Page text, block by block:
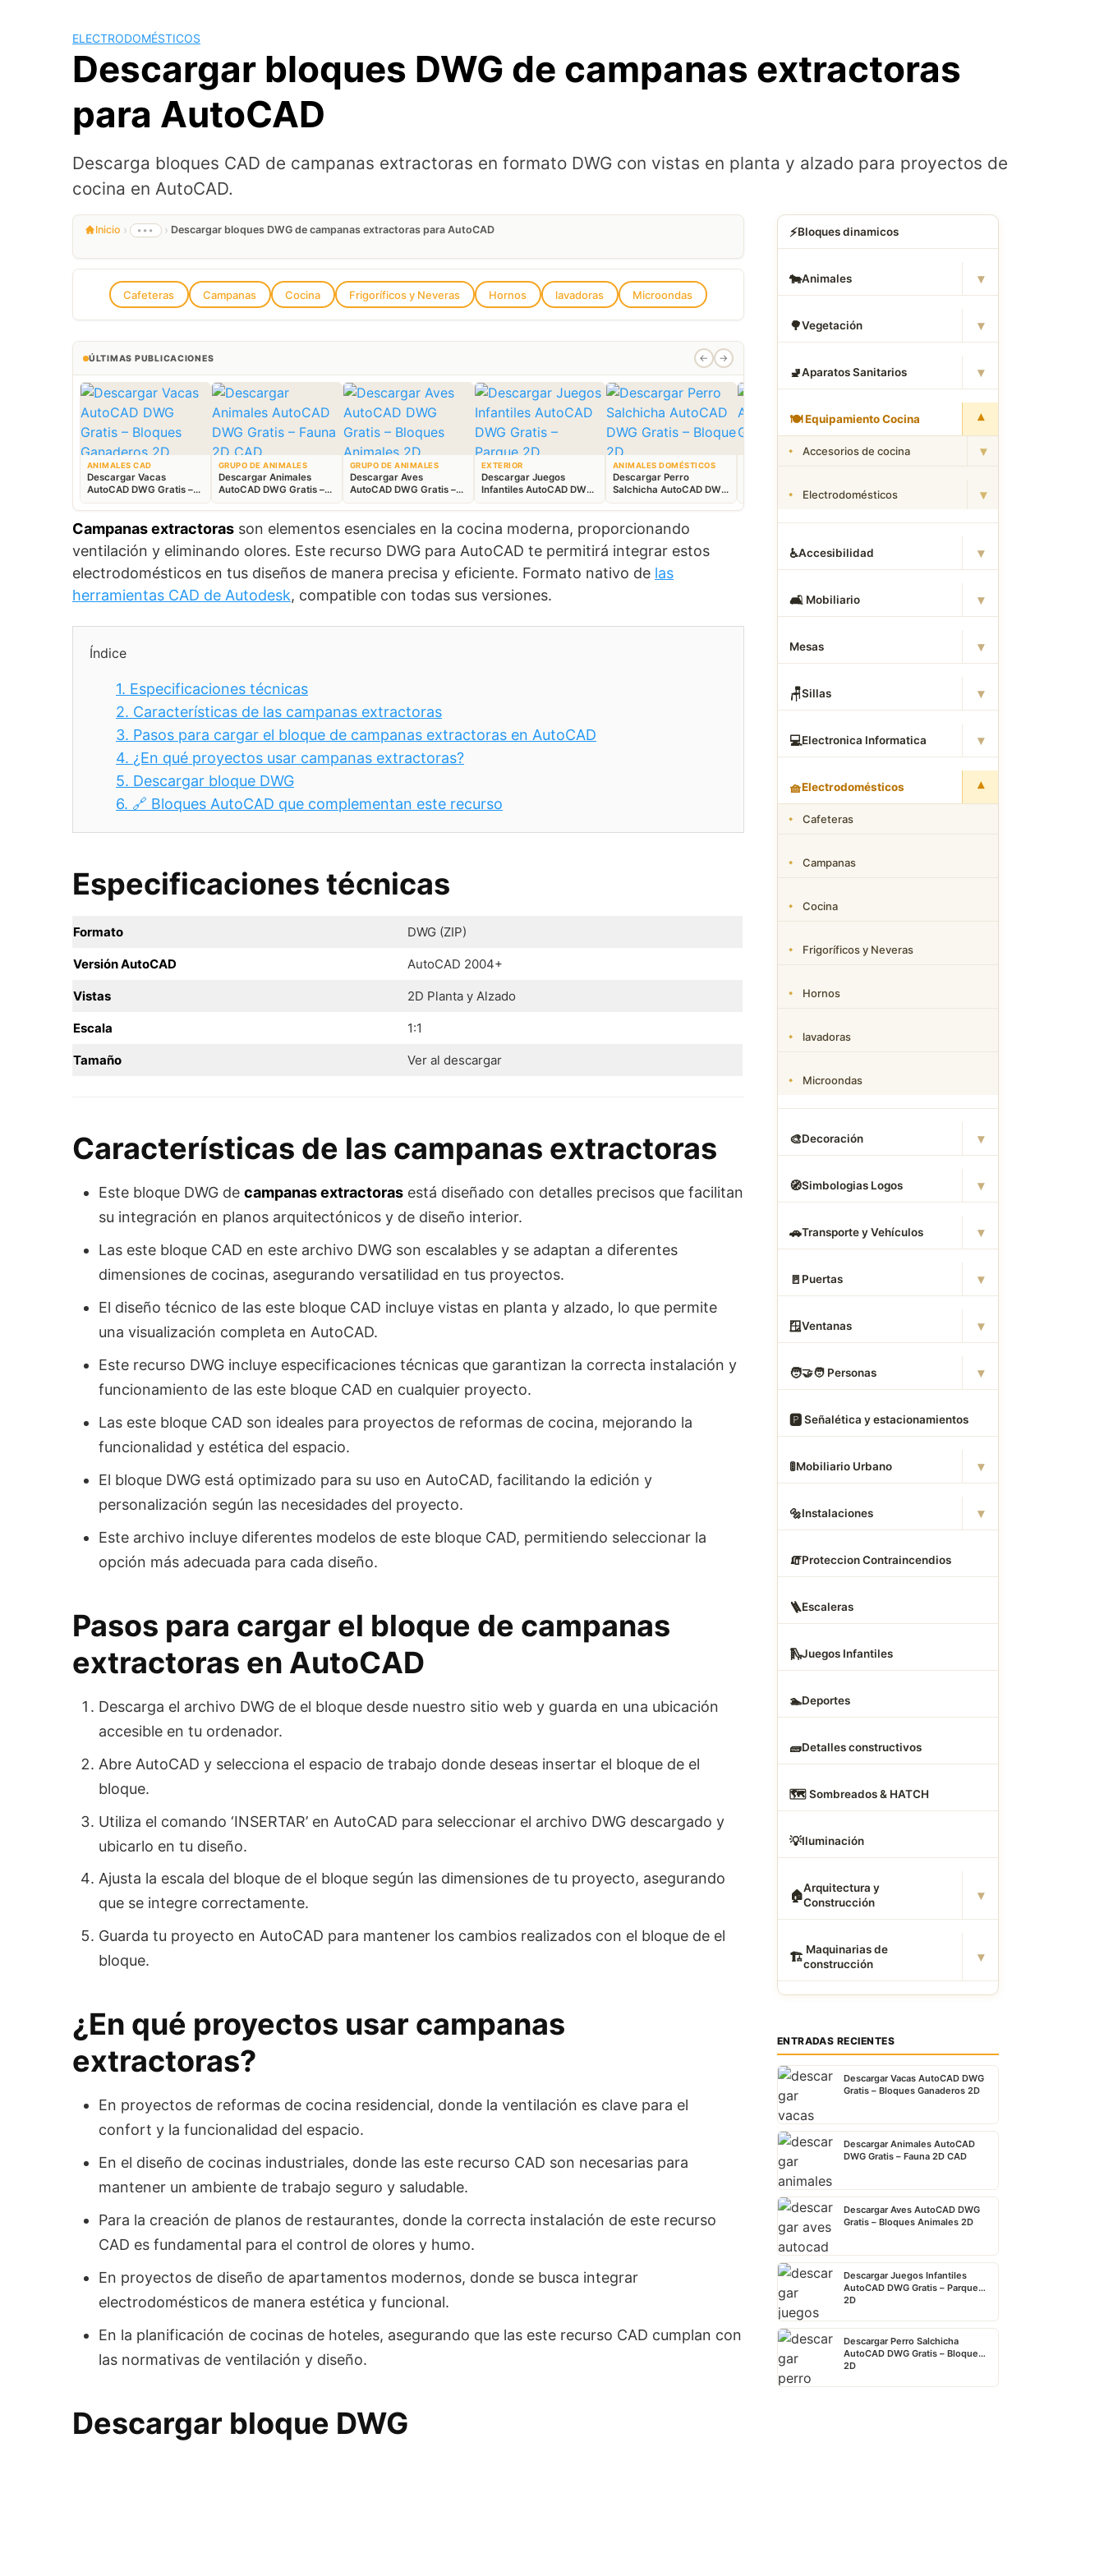
ELECTRODOMÉSTICOS
Descargar bloques DWG de campanas extractoras
para AutoCAD
Descarga bloques CAD de campanas extractoras en formato DWG con vistas en planta y alzado para proyectos de
cocina en AutoCAD.
Inicio › ••• › Descargar bloques DWG de campanas extractoras para AutoCAD
Cafeteras Campanas Cocina Frigoríficos y Neveras Hornos lavadoras Microondas
ÚLTIMAS PUBLICACIONES ← →
ANIMALES CAD
Descargar Vacas
AutoCAD DWG Gratis –
Bloques Ganaderos 2D
GRUPO DE ANIMALES
Descargar Animales
AutoCAD DWG Gratis –
Fauna 2D CAD
GRUPO DE ANIMALES
Descargar Aves
AutoCAD DWG Gratis –
Bloques Animales 2D
EXTERIOR
Descargar Juegos
Infantiles AutoCAD DWG
Gratis – Parque 2D
ANIMALES DOMÉSTICOS
Descargar Perro
Salchicha AutoCAD DWG
Gratis – Bloque 2D
AutoCAD DWG Gratis –
AutoCAD DWG Gratis –
Bloques 2D
Campanas extractoras son elementos esenciales en la cocina moderna, proporcionando
ventilación y eliminando olores. Este recurso DWG para AutoCAD te permitirá integrar estos
electrodomésticos en tus diseños de manera precisa y eficiente. Formato nativo de las
herramientas CAD de Autodesk, compatible con todas sus versiones.
Índice
1. Especificaciones técnicas
2. Características de las campanas extractoras
3. Pasos para cargar el bloque de campanas extractoras en AutoCAD
4. ¿En qué proyectos usar campanas extractoras?
5. Descargar bloque DWG
6. 🔗 Bloques AutoCAD que complementan este recurso
Especificaciones técnicas
Formato DWG (ZIP)
Versión AutoCAD AutoCAD 2004+
Vistas 2D Planta y Alzado
Escala 1:1
Tamaño Ver al descargar
Características de las campanas extractoras
Este bloque DWG de campanas extractoras está diseñado con detalles precisos que facilitan
su integración en planos arquitectónicos y de diseño interior.
Las este bloque CAD en este archivo DWG son escalables y se adaptan a diferentes
dimensiones de cocinas, asegurando versatilidad en tus proyectos.
El diseño técnico de las este bloque CAD incluye vistas en planta y alzado, lo que permite
una visualización completa en AutoCAD.
Este recurso DWG incluye especificaciones técnicas que garantizan la correcta instalación y
funcionamiento de las este bloque CAD en cualquier proyecto.
Las este bloque CAD son ideales para proyectos de reformas de cocina, mejorando la
funcionalidad y estética del espacio.
El bloque DWG está optimizado para su uso en AutoCAD, facilitando la edición y
personalización según las necesidades del proyecto.
Este archivo incluye diferentes modelos de este bloque CAD, permitiendo seleccionar la
opción más adecuada para cada diseño.
Pasos para cargar el bloque de campanas
extractoras en AutoCAD
Descarga el archivo DWG de el bloque desde nuestro sitio web y guarda en una ubicación
accesible en tu ordenador.
Abre AutoCAD y selecciona el espacio de trabajo donde deseas insertar el bloque de el
bloque.
Utiliza el comando ‘INSERTAR’ en AutoCAD para seleccionar el archivo DWG descargado y
ubicarlo en tu diseño.
Ajusta la escala del bloque de el bloque según las dimensiones de tu proyecto, asegurando
que se integre correctamente.
Guarda tu proyecto en AutoCAD para mantener los cambios realizados con el bloque de el
bloque.
¿En qué proyectos usar campanas
extractoras?
En proyectos de reformas de cocina residencial, donde la ventilación es clave para el
confort y la funcionalidad del espacio.
En el diseño de cocinas industriales, donde las este recurso CAD son necesarias para
mantener un ambiente de trabajo seguro y saludable.
Para la creación de planos de restaurantes, donde la correcta instalación de este recurso
CAD es fundamental para el control de olores y humo.
En proyectos de diseño de apartamentos modernos, donde se busca integrar
electrodomésticos de manera estética y funcional.
En la planificación de cocinas de hoteles, asegurando que las este recurso CAD cumplan con
las normativas de ventilación y diseño.
Descargar bloque DWG
⚡Bloques dinamicos
🐄Animales ▾
🌳Vegetación ▾
🚽Aparatos Sanitarios ▾
🍽️ Equipamiento Cocina ▾
Accesorios de cocina ▾
Electrodomésticos ▾
♿Accesibilidad ▾
🛋 ️ Mobiliario ▾
Mesas ▾
🪑Sillas ▾
💻Electronica Informatica ▾
🧺Electrodomésticos ▾
Cafeteras
Campanas
Cocina
Frigoríficos y Neveras
Hornos
lavadoras
Microondas
🎨Decoración ▾
🧭Simbologias Logos ▾
🚗Transporte y Vehículos ▾
🚪 Puertas ▾
🪟Ventanas ▾
🧑‍🤝‍🧑 Personas ▾
🅿️ Señalética y estacionamientos
🚦Mobiliario Urbano ▾
🔩Instalaciones ▾
🧯Proteccion Contraincendios
🪜Escaleras
🛝Juegos Infantiles
🏊Deportes
🧱Detalles constructivos
🗺️ Sombreados & HATCH
💡Iluminación
🏠Arquitectura y
Construcción
▾
🏗 ️ Maquinarias de
construcción
▾
ENTRADAS RECIENTES
Descargar Vacas AutoCAD DWG
Gratis – Bloques Ganaderos 2D
Descargar Animales AutoCAD
DWG Gratis – Fauna 2D CAD
Descargar Aves AutoCAD DWG
Gratis – Bloques Animales 2D
Descargar Juegos Infantiles
AutoCAD DWG Gratis – Parque
2D
Descargar Perro Salchicha
AutoCAD DWG Gratis – Bloque
2D